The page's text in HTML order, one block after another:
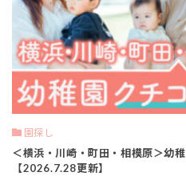
園探し
＜横浜・川崎・町田・相模原＞幼
【2026.7.28更新】